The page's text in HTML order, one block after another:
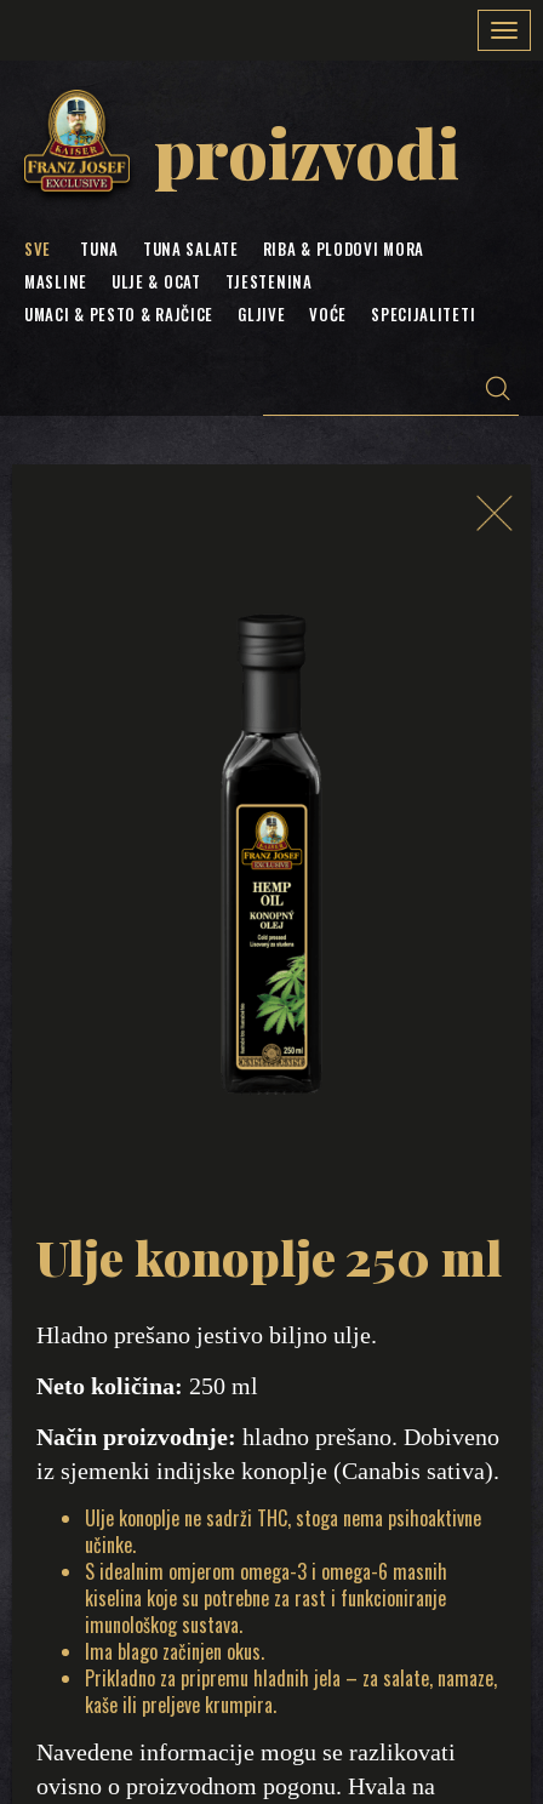
proizvodi
SVE TUNA TUNA SALATE
RIBA & PLODOVI MORA
MASLINE
ULJE & OCAT
TJESTENINA
UMACI & PESTO & RAJČICE
GLJIVE VOĆE SPECIJALITETI
Ulje konoplje 250 ml
Hladno prešano jestivo biljno ulje.
Neto količina: 250 ml
Način proizvodnje: hladno prešano. Dobiveno
iz sjemenki indijske konoplje (Canabis sativa).
Ulje konoplje ne sadrži THC, stoga nema psihoaktivne
učinke.
S idealnim omjerom omega-3 i omega-6 masnih
kiselina koje su potrebne za rast i funkcioniranje
imunološkog sustava.
Ima blago začinjen okus.
Prikladno za pripremu hladnih jela – za salate, namaze,
kaše ili preljeve krumpira.
Navedene informacije mogu se razlikovati
ovisno o proizvodnom pogonu. Hvala na